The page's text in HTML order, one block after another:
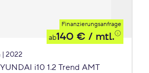
Finanzierungsanfrage
ab140 € / mtl.
| 2022
i10 1.2 Trend AMT